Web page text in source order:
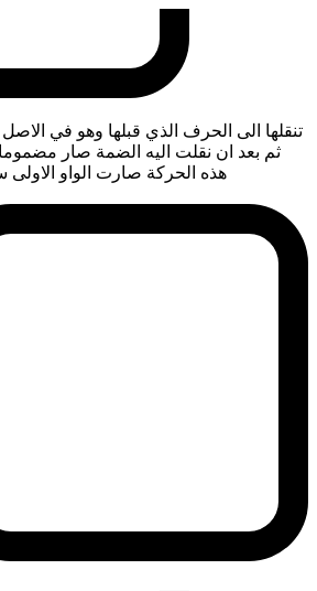
تنقلها الى الحرف الذي قبلها وهو في
ثم بعد ان نقلت اليه الضمة صار
هذه الحركة صارت الواو الاولى